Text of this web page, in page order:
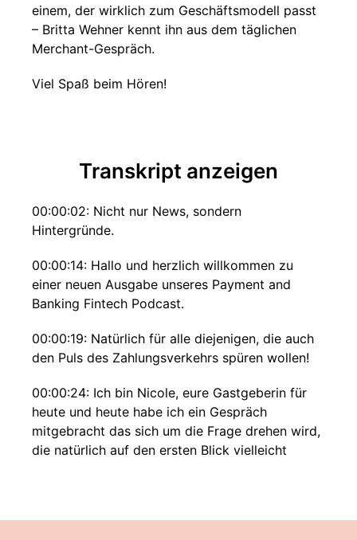
einem, der wirklich zum Geschäftsmodell passt
– Britta Wehner kennt ihn aus dem täglichen
Merchant-Gespräch.
Viel Spaß beim Hören!
Transkript anzeigen
00:00:02: Nicht nur News, sondern
Hintergründe.
00:00:14: Hallo und herzlich willkommen zu
einer neuen Ausgabe unseres Payment and
Banking Fintech Podcast.
00:00:19: Natürlich für alle diejenigen, die auch
den Puls des Zahlungsverkehrs spüren wollen!
00:00:24: Ich bin Nicole, eure Gastgeberin für
heute und heute habe ich ein Gespräch
mitgebracht das sich um die Frage drehen wird,
die natürlich auf den ersten Blick vielleicht
00:00:39: und zwar was steckt eigentlich hinter